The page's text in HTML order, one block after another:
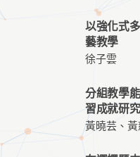
以強化式
藝教學
徐子雲
分組教學
習成就研究
黃曉芸、